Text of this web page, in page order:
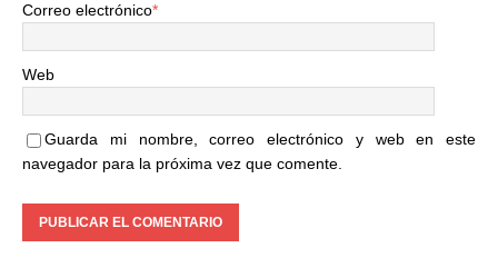
Correo electrónico*
Web
Guarda mi nombre, correo electrónico y web en este
navegador para la próxima vez que comente.